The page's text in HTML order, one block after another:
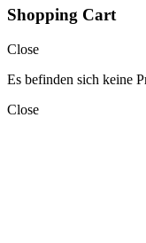
Shopping Cart
Close
Es befinden sich keine
Close